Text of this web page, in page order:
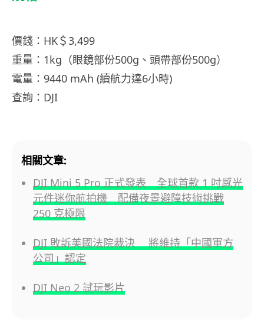
價錢：HK＄3,499
重量：1kg（眼鏡部份500g、頭帶部份500g）
電量：9440 mAh (續航力達6小時)
查詢：DJI
相關文章:
DJI Mini 5 Pro 正式發表 全球首款 1 吋感光
元件迷你航拍機 配備夜景避障技術挑戰
250 克極限
DJI 敗訴美國法院裁決 將維持「中國軍方
公司」認定
DJI Neo 2 試玩影片